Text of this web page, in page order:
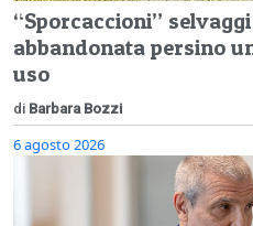
“Sporcaccioni”
abbandonata persino
uso
di Barbara Bozzi
6 agosto 2026